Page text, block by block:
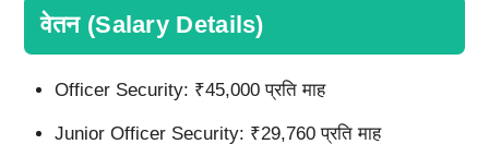
वेतन (Salary Details)
Officer Security: ₹45,000 प्रति माह
Junior Officer Security: ₹29,760 प्रति माह